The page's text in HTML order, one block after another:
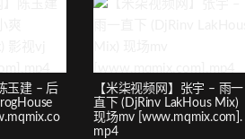
玉建 – 后
【米柒视频网】张宇 – 雨一
直下 (DjRinv LakHous Mix)
现场mv [www.mqmix.com].
mp4